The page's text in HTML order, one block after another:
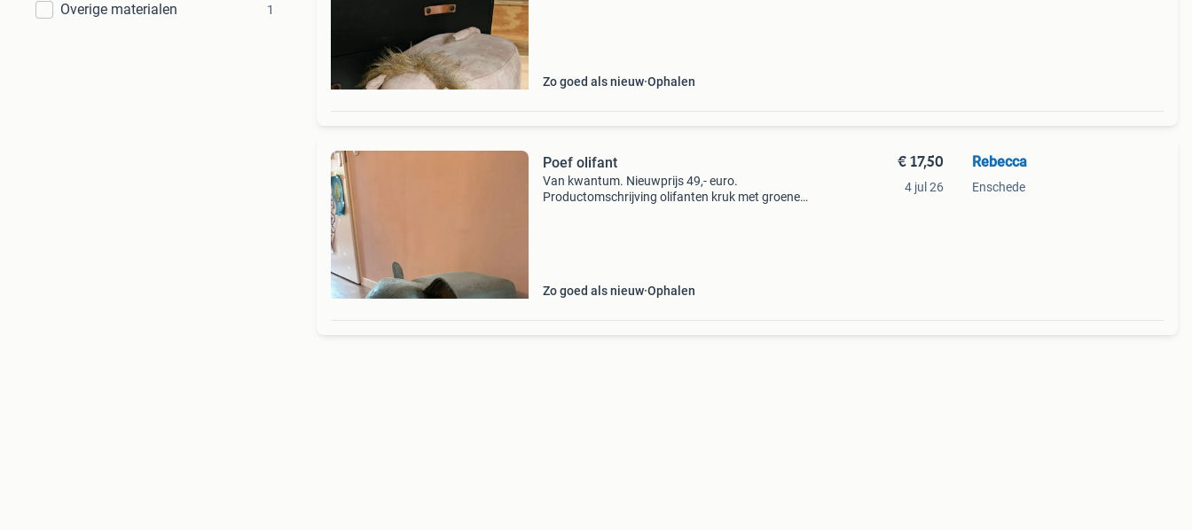
Overige materialen 1
Zo goed als nieuw Ophalen
Poef olifant
Van kwantum. Nieuwprijs 49,- euro.
Productomschrijving olifanten kruk met groene
Zo goed als nieuw Ophalen
€ 17,50
4 jul 26
Rebecca
Enschede